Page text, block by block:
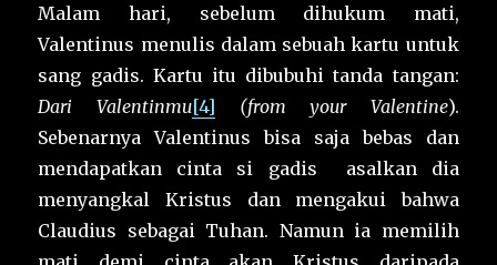
Malam hari, sebelum dihukum mati,
Valentinus menulis dalam sebuah kartu untuk
sang gadis. Kartu itu dibubuhi tanda tangan:
Dari Valentinmu[4] (from your Valentine).
Sebenarnya Valentinus bisa saja bebas dan
mendapatkan cinta si gadis asalkan dia
menyangkal Kristus dan mengakui bahwa
Claudius sebagai Tuhan. Namun ia memilih